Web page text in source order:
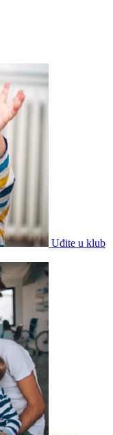
Uđite u klub